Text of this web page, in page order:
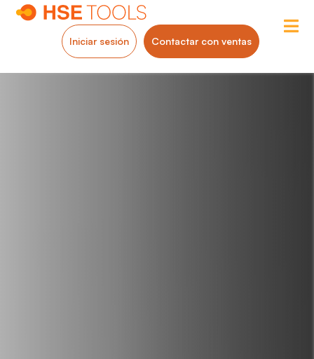
Iniciar sesión Contactar con ventas